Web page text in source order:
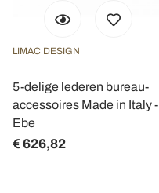
LIMAC DESIGN
5-delige lederen bureau-
accessoires Made in Italy -
Ebe
€ 626,82